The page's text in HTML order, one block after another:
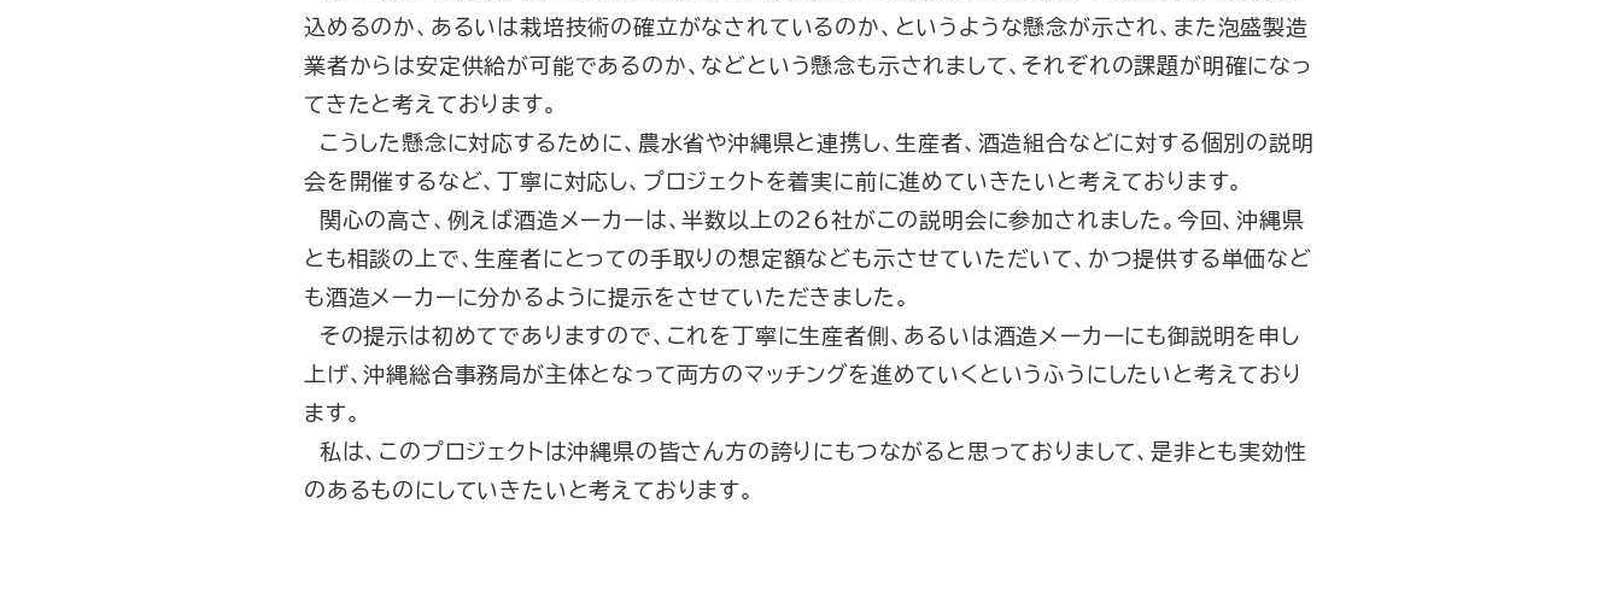
込めるのか、あるいは栽培技術の確立がなされているのか、というような懸念が示され、また泡盛製造
業者からは安定供給が可能であるのか、などという懸念も示されまして、それぞれの課題が明確になっ
てきたと考えております。
こうした懸念に対応するために、農水省や沖縄県と連携し、生産者、酒造組合などに対する個別の説明
会を開催するなど、丁寧に対応し、プロジェクトを着実に前に進めていきたいと考えております。
関心の高さ、例えば酒造メーカーは、半数以上の２６社がこの説明会に参加されました。今回、沖縄県
とも相談の上で、生産者にとっての手取りの想定額なども示させていただいて、かつ提供する単価など
も酒造メーカーに分かるように提示をさせていただきました。
その提示は初めてでありますので、これを丁寧に生産者側、あるいは酒造メーカーにも御説明を申し
上げ、沖縄総合事務局が主体となって両方のマッチングを進めていくというふうにしたいと考えており
ます。
私は、このプロジェクトは沖縄県の皆さん方の誇りにもつながると思っておりまして、是非とも実効性
のあるものにしていきたいと考えております。